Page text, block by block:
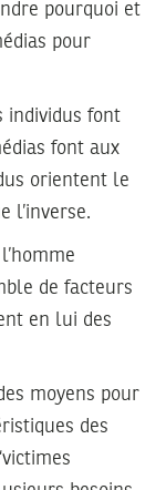
pourquoi et
pour
individus font
font aux
orientent le
l’inverse.
de facteurs
en lui des
moyens pour
des